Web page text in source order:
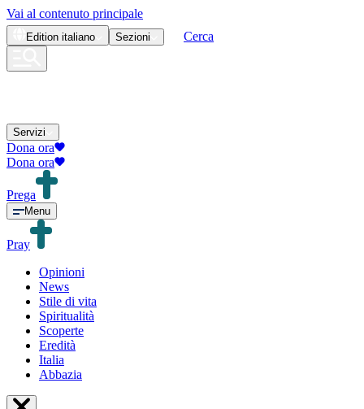
Vai al contenuto principale
Edition italiano Sezioni Cerca
Servizi
Dona ora
Dona ora
Prega
Menu
Pray
Opinioni
News
Stile di vita
Spiritualità
Scoperte
Eredità
Italia
Abbazia